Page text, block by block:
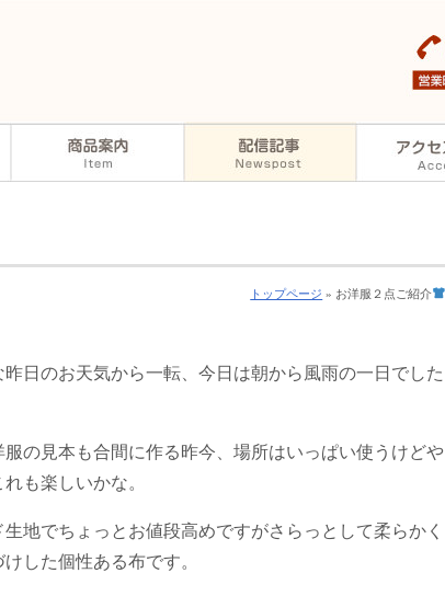
トップページ » お洋服２点ご紹介
日のお天気から一転、今日は朝から風雨の一日でした
の見本も合間に作る昨今、場所はいっぱい使うけどや
も楽しいかな。
地でちょっとお値段高めですがさらっとして柔らかく
した個性ある布です。